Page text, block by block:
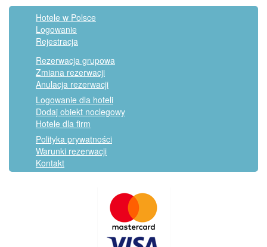
Hotele w Polsce
Logowanie
Rejestracja
Rezerwacja grupowa
Zmiana rezerwacji
Anulacja rezerwacji
Logowanie dla hoteli
Dodaj obiekt noclegowy
Hotele dla firm
Polityka prywatności
Warunki rezerwacji
Kontakt